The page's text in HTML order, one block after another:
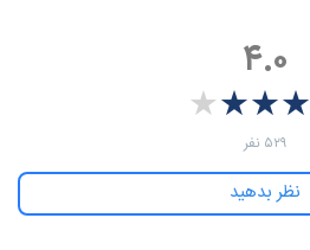
۴.۰
★★★★
★
★
★
★
‫۵۲۹ نفر
نظر بدهید